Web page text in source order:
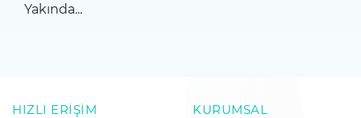
Yakında...
HIZLI ERİŞİM KURUMSAL